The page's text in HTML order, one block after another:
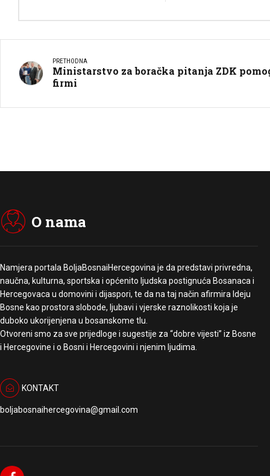
PRETHODNA
Ministarstvo za boračka pitanja ZDK
firmi
O nama
Namjera portala BoljaBosnaiHercegovina je da predstavi privredna,
naučna, kulturna, sportska i općenito ljudska postignuća Bosanaca i
Hercegovaca u domovini i dijaspori, te da na taj način afirmira Ideju
Bosne kao prostora slobode, ljubavi i vjerske raznolikosti koja je
duboko ukorijenjena u bosanskome tlu.
Otvoreni smo za sve prijedloge i sugestije za “dobre vijesti” iz Bosne
i Hercegovine i o Bosni i Hercegovini i njenim ljudima.
KONTAKT
boljabosnaihercegovina@gmail.com